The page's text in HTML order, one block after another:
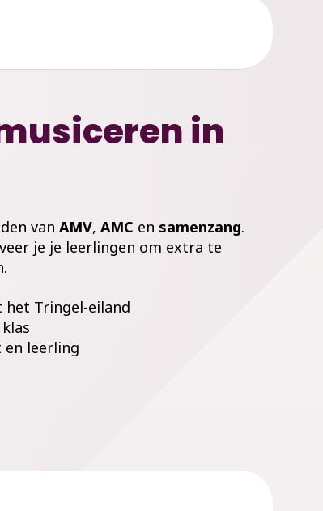
in
van AMV, AMC en samenzang.
je je leerlingen om extra te
Tringel-eiland
leerling